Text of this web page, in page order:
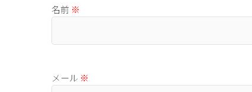
名前 ※
メール ※